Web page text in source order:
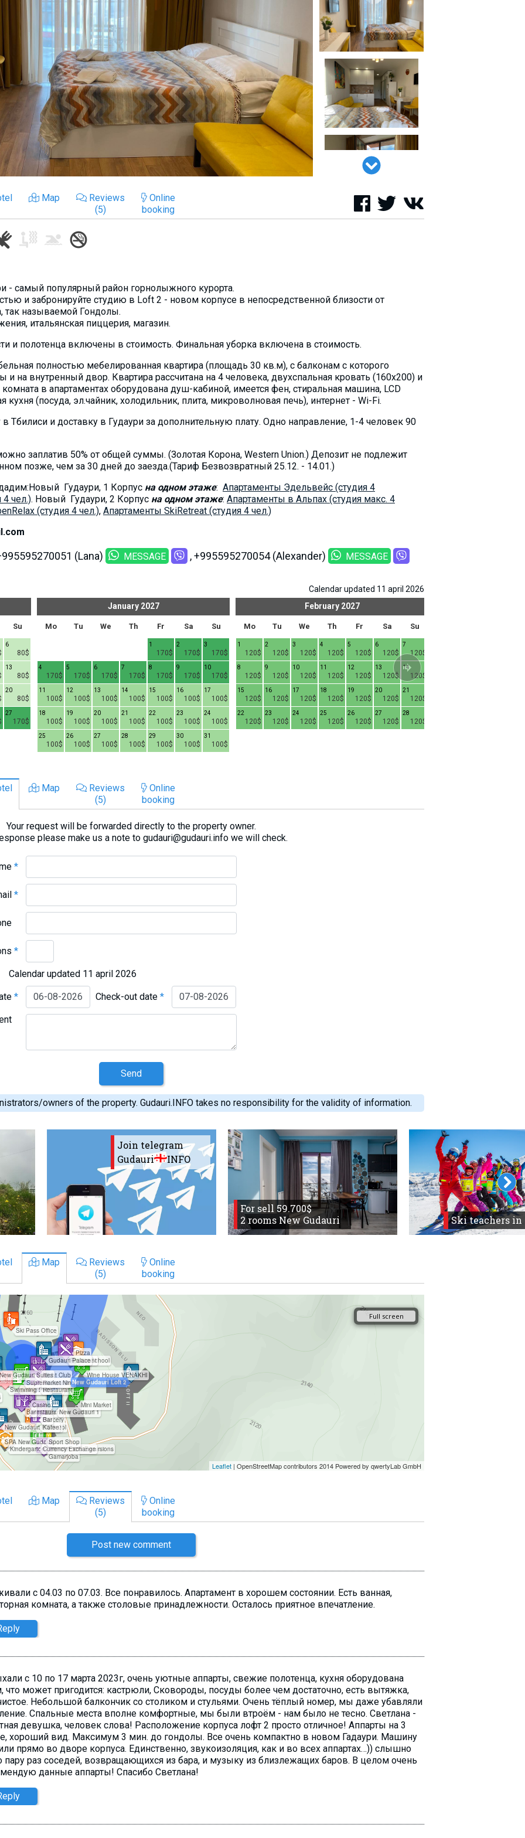
Map
Reviews
(5)
Online
booking
- самый популярный район горнолыжного курорта.
и забронируйте студию в Loft 2 - новом корпусе в непосредственной близости от
так называемой Гондолы.
итальянская пиццерия, магазин.
и полотенца включены в стоимость. Финальная уборка включена в стоимость.
полностью мебeлированная квартира (площадь 30 кв.м), с балконам с которого
на внутренный двор. Квартира рассчитана на 4 человека, двухспальная кровать (160х200) и
в апартаментах оборудована душ-кабиной, имеется фен, стиральная машина, LCD
(посуда, эл.чайник, холодильник, плита, микроволновая печь), интернет - Wi-Fi.
Тбилиси и доставку в Гудаури за дополнительную плату. Oдно направление, 1-4 человек 90
заплатив 50% от общей суммы. (Золотая Корона, Western Union.) Депозит не подлежит
позже, чем за 30 дней до заезда.(Тариф Безвозвратный 25.12. - 14.01.)
Гудаури, 1 Корпус на одном этаже: Апартаменты Эдельвейс (студия 4
чел.). Новый Гудаури, 2 Корпус на одном этаже: Aпартаменты в Альпах (студия макс. 4
(студия 4 чел.), Апартаменты SkiRetreat (студия 4 чел.)
(Lana) MESSAGE +995595270054 (Alexander) MESSAGE
Calendar updated 11 april 2026
Su
80$
6
80$
13
80$
20
170$
27
January 2027
Mo Tu We Th Fr Sa Su
170$
1
170$
2
170$
3
170$
4
170$
5
170$
6
170$
7
170$
8
170$
9
170$
10
100$
11
100$
12
100$
13
100$
14
100$
15
100$
16
100$
17
100$
18
100$
19
100$
20
100$
21
100$
22
100$
23
100$
24
100$
25
100$
26
100$
27
100$
28
100$
29
100$
30
100$
31
February 2027
Mo Tu We Th Fr Sa Su
120$
1
120$
2
120$
3
120$
4
120$
5
120$
6
120$
7
120$
8
120$
9
120$
10
120$
11
120$
12
120$
13
120$
14
120$
15
120$
16
120$
17
120$
18
120$
19
120$
20
120$
21
120$
22
120$
23
120$
24
120$
25
120$
26
120$
27
120$
28
Map
Reviews
(5)
Online
booking
Your request will be forwarded directly to the property owner.
please make us a note to gudauri@gudauri.info we will check.
*
*
*
Calendar updated 11 april 2026
* Check-out date*
Send
owners of the property. Gudauri.INFO takes no responsibility for the validity of information.
Join telegram
Gudauri
INFO
For sell 59.700$
2 rooms New Gudauri
Ski teachers in
Map
Reviews
(5)
Online
booking
Map
Reviews
(5)
Online
booking
Post new comment
с 04.03 по 07.03. Все понравилось. Апартамент в хорошем состоянии. Есть ванная,
комната, а также столовые принадлежности. Осталось приятное впечатление.
с 10 по 17 марта 2023г, очень уютные аппарты, свежие полотенца, кухня оборудована
что может пригодится: кастрюли, Сковороды, посуды более чем достаточно, есть вытяжка,
Небольшой балкончик со столиком и стульями. Очень тёплый номер, мы даже убавляли
Спальные места вполне комфортные, мы были втроём - нам было не тесно. Светлана -
девушка, человек слова! Расположение корпуса лофт 2 просто отличное! Аппарты на 3
хороший вид. Максимум 3 мин. до гондолы. Все очень компактно в новом Гадаури. Машину
прямо во дворе корпуса. Единственно, звукоизоляция, как и во всех аппартах…)) слышно
пару раз соседей, возвращающихся из бара, и музыку из близлежащих баров. В целом очень
данные аппарты! Спасибо Светлана!